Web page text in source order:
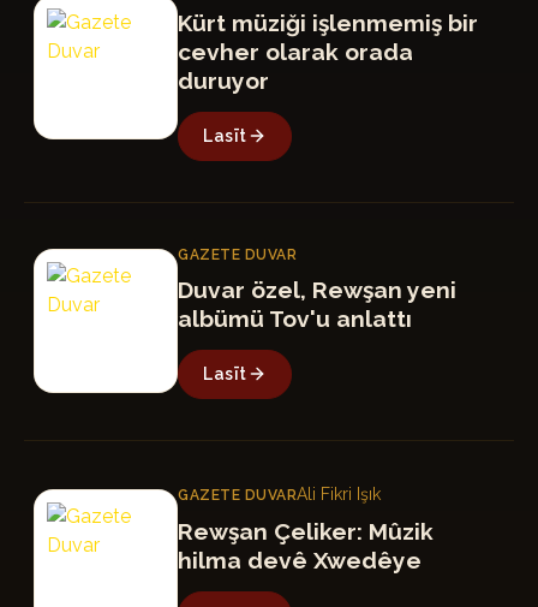
GD
Kürt müziği işlenmemiş bir
cevher olarak orada
duruyor
Lasīt
GD
GAZETE DUVAR
Duvar özel, Rewşan yeni
albümü Tov'u anlattı
Lasīt
GD
GAZETE DUVARAli Fikri Işık
Rewşan Çeliker: Mûzik
hilma devê Xwedêye